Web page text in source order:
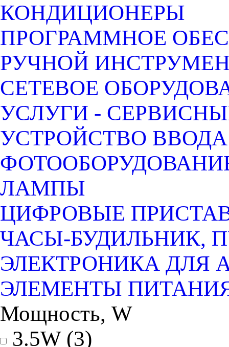
КОНДИЦИОНЕРЫ
ПРОГРАММНОЕ
РУЧНОЙ
СЕТЕВОЕ
УСЛУГИ -
УСТРОЙСТВО ВВОДА
ЛАМПЫ
ЦИФРОВЫЕ
ЧАСЫ-БУДИЛЬНИК,
ЭЛЕКТРОНИКА ДЛЯ
ЭЛЕМЕНТЫ
Мощность, W
3.5W (3)